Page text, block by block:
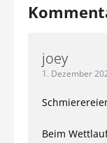
joey
1. Dezember
Beim